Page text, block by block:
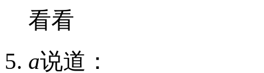
看看
a说道：